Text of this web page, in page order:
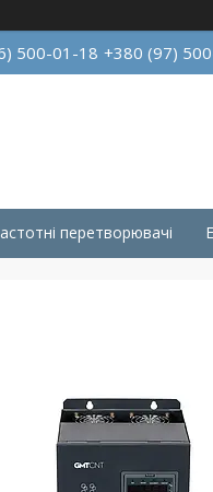
500-01-18 +380 (97)
перетворювачі